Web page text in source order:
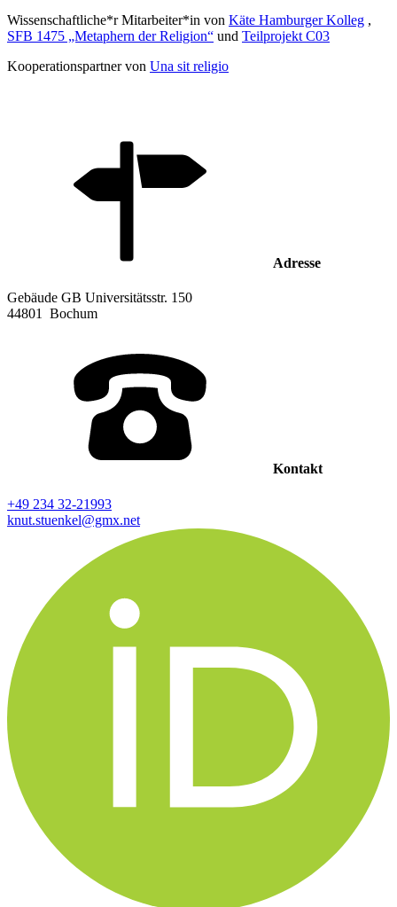
Wissenschaftliche*r Mitarbeiter*in von Käte Hamburger Kolleg ,
SFB 1475 „Metaphern der Religion“ und Teilprojekt C03
Kooperationspartner von Una sit religio
Adresse
Gebäude GB Universitätsstr. 150
44801
Bochum
Kontakt
+49 234 32-21993
knut.stuenkel@gmx.net